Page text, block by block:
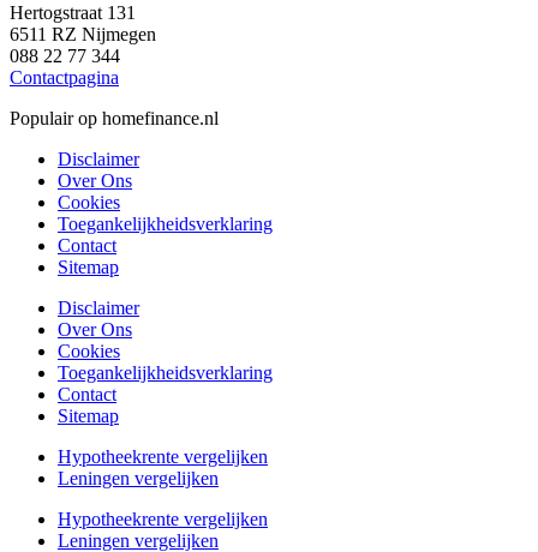
Hertogstraat 131
6511 RZ Nijmegen
088 22 77 344
Contactpagina
Populair op homefinance.nl
Disclaimer
Over Ons
Cookies
Toegankelijkheidsverklaring
Contact
Sitemap
Disclaimer
Over Ons
Cookies
Toegankelijkheidsverklaring
Contact
Sitemap
Hypotheekrente vergelijken
Leningen vergelijken
Hypotheekrente vergelijken
Leningen vergelijken